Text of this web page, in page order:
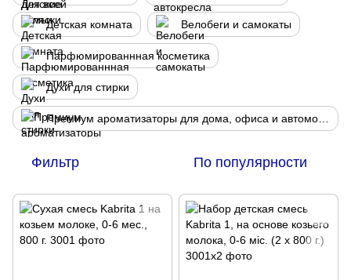
Детская комната Велобеги и самокаты
Парфюмированнная косметика
Духи для стирки
Фильтр По популярности